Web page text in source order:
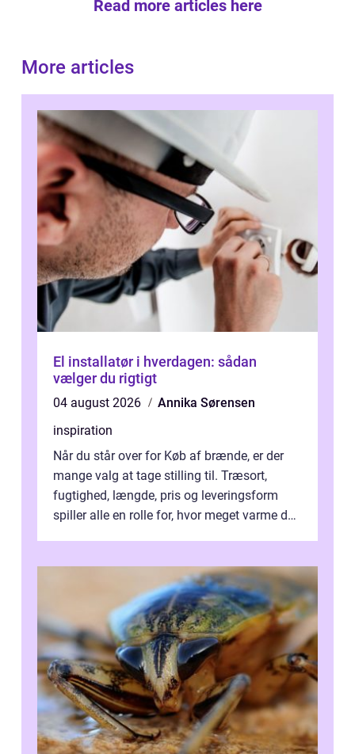
Read more articles here
More articles
El installatør i hverdagen: sådan
vælger du rigtigt
04 august 2026
Annika Sørensen
inspiration
Når du står over for Køb af brænde, er der
mange valg at tage stilling til. Træsort,
fugtighed, længde, pris og leveringsform
spiller alle en rolle for, hvor meget varme du